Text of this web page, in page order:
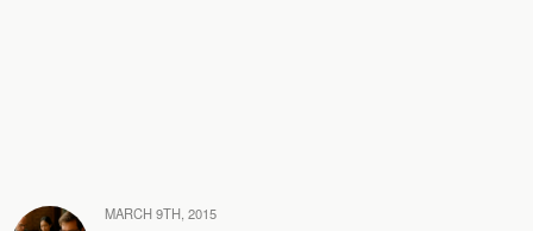
MARCH 9TH, 2015